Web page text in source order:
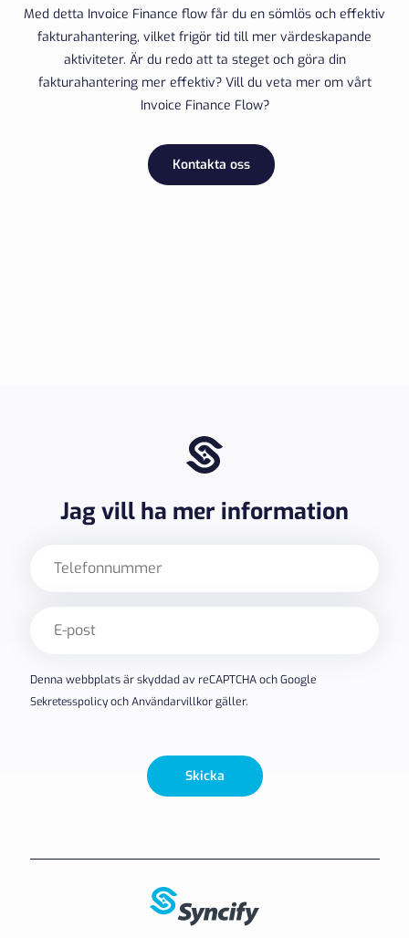
Med detta Invoice Finance flow får du en sömlös och effektiv
fakturahantering, vilket frigör tid till mer värdeskapande
aktiviteter. Är du redo att ta steget och göra din
fakturahantering mer effektiv? Vill du veta mer om vårt
Invoice Finance Flow?
Kontakta oss
Jag vill ha mer information
post
Denna webbplats är skyddad av reCAPTCHA och Google
SekretesspolicyochAnvändarvillkorgäller.
Skicka